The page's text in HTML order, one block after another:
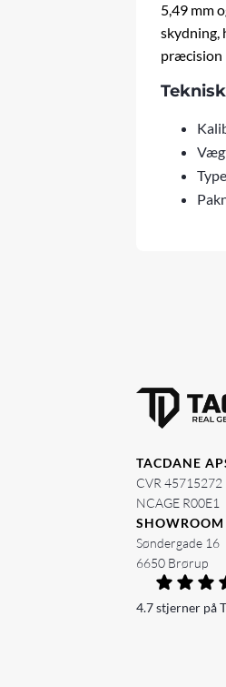
5,49 mm
skydning,
præcision
TACDANE
CVR 45715272
NCAGE R00E1
SHOWROOM
Søndergade 16
6650 Brørup
4.7 stjerner på